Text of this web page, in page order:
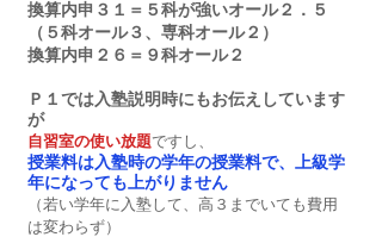
換算内申３１＝５科が強いオール２．５
（５科オール３、専科オール２）
換算内申２６＝９科オール２
Ｐ１では入塾説明時にもお伝えしています
が
自習室の使い放題ですし、
授業料は入塾時の学年の授業料で、上級学
年になっても上がりません
（若い学年に入塾して、高３までいても費用
は変わらず）